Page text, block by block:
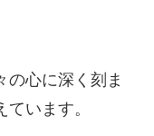
の心に深く刻ま
います。